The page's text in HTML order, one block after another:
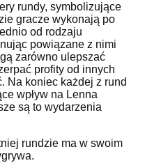
rundy, symbolizujące
gracze wykonają po
od rodzaju
powiązane z nimi
zarówno ulepszać
profity od innych
Na koniec każdej z rund
wpływ na Lenna
są to wydarzenia
rundzie ma w swoim